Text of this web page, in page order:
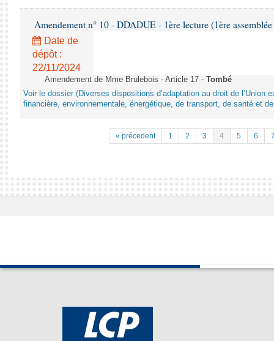
Amendement n° 10 - DDADUE - 1ère lecture (1ère
Date de
dépôt :
22/11/2024
Amendement de Mme Brulebois - Article 17 - Tombé
Voir le dossier (Diverses dispositions d’adaptation au droit de l’Union
financière, environnementale, énergétique, de transport, de santé et
« précedent 1 2 3 4 5 6